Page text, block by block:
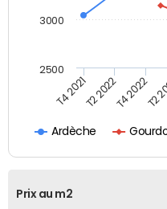
Ardèche
T4 2021T2 2022T4 2022T2
3000
2500
Prix au m2